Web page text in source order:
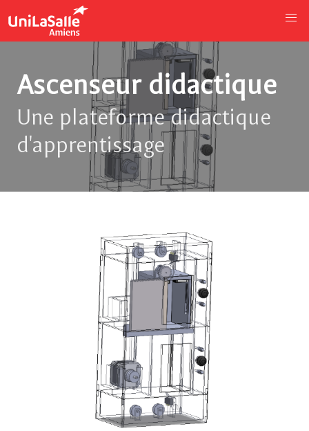
Ascenseur didactique
Une plateforme didactique
d'apprentissage